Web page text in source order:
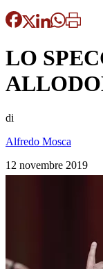
LO
di
Alfredo Mosca
12 novembre 2019